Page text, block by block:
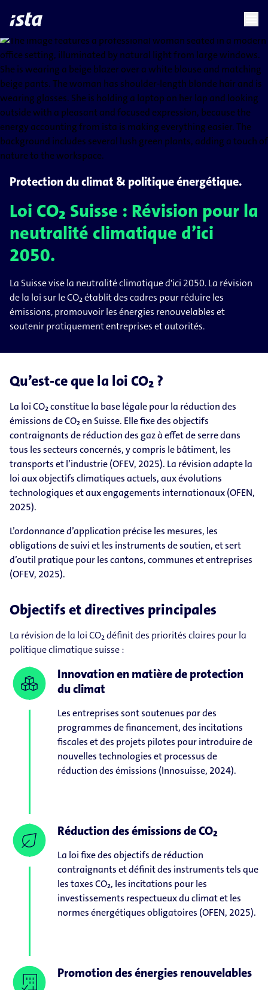
languagechevron_right
Protection du climat & politique énergétique.
Loi CO₂ Suisse : Révision pour la
neutralité climatique d’ici
2050.
La Suisse vise la neutralité climatique d'ici 2050. La révision
de la loi sur le CO₂ établit des cadres pour réduire les
émissions, promouvoir les énergies renouvelables et
soutenir pratiquement entreprises et autorités.
Qu’est-ce que la loi CO₂ ?
La loi CO₂ constitue la base légale pour la réduction des
émissions de CO₂ en Suisse. Elle fixe des objectifs
contraignants de réduction des gaz à effet de serre dans
tous les secteurs concernés, y compris le bâtiment, les
transports et l’industrie (OFEV, 2025). La révision adapte la
loi aux objectifs climatiques actuels, aux évolutions
technologiques et aux engagements internationaux (OFEN,
2025).
L’ordonnance d’application précise les mesures, les
obligations de suivi et les instruments de soutien, et sert
d’outil pratique pour les cantons, communes et entreprises
(OFEV, 2025).
Objectifs et directives principales
La révision de la loi CO₂ définit des priorités claires pour la
politique climatique suisse :
Innovation en matière de protection
du climat
Les entreprises sont soutenues par des
programmes de financement, des incitations
fiscales et des projets pilotes pour introduire de
nouvelles technologies et processus de
réduction des émissions (Innosuisse, 2024).
Réduction des émissions de CO₂
La loi fixe des objectifs de réduction
contraignants et définit des instruments tels que
les taxes CO₂, les incitations pour les
investissements respectueux du climat et les
normes énergétiques obligatoires (OFEN, 2025).
Promotion des énergies renouvelables